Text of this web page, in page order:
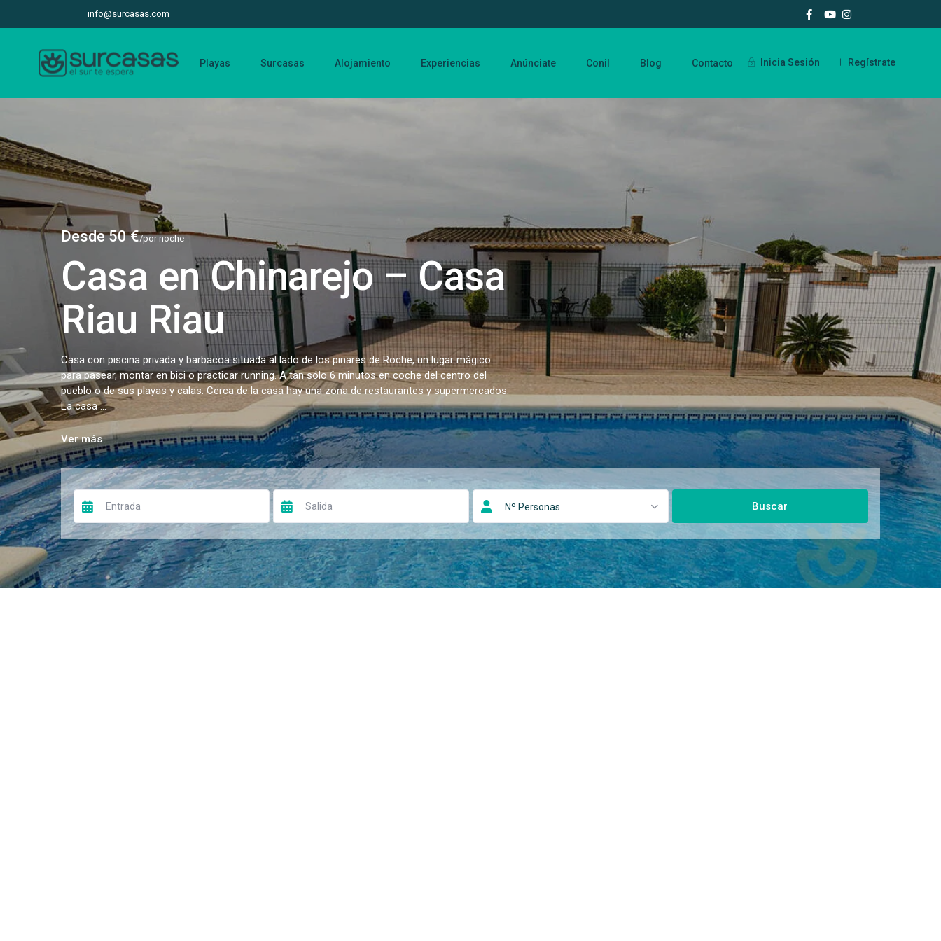
info@surcasas.com
Inicia Sesión Regístrate
Playas Surcasas Alojamiento Experiencias Anúnciate Conil Blog Contacto
Desde 50 €/por noche
Casa en Chinarejo – Casa
Riau Riau
Casa con piscina privada y barbacoa situada al lado de los pinares de Roche, un lugar mágico
para pasear, montar en bici o practicar running. A tan sólo 6 minutos en coche del centro del
pueblo o de sus playas y calas. Cerca de la casa hay una zona de restaurantes y supermercados.
La casa ...
Ver más
Nº Personas